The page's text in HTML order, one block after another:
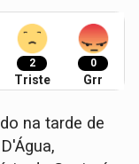
2
Triste
0
Grr
na tarde de